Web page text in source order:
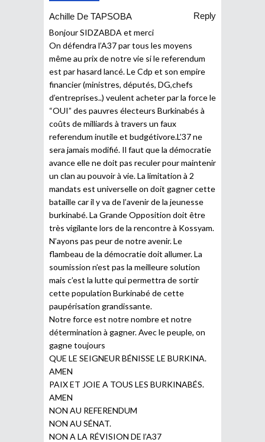
Achille De TAPSOBA
Reply
Bonjour SIDZABDA et merci
On défendra l’A37 par tous les moyens
même au prix de notre vie si le referendum
est par hasard lancé. Le Cdp et son empire
financier (ministres, députés, DG,chefs
d’entreprises..) veulent acheter par la force le
“OUI” des pauvres électeurs Burkinabés à
coûts de milliards à travers un faux
referendum inutile et budgétivore.L’37 ne
sera jamais modifié. Il faut que la démocratie
avance elle ne doit pas reculer pour maintenir
un clan au pouvoir à vie. La limitation à 2
mandats est universelle on doit gagner cette
bataille car il y va de l’avenir de la jeunesse
burkinabé. La Grande Opposition doit être
très vigilante lors de la rencontre à Kossyam.
N’ayons pas peur de notre avenir. Le
flambeau de la démocratie doit allumer. La
soumission n’est pas la meilleure solution
mais c’est la lutte qui permettra de sortir
cette population Burkinabé de cette
paupérisation grandissante.
Notre force est notre nombre et notre
détermination à gagner. Avec le peuple, on
gagne toujours
QUE LE SEIGNEUR BÉNISSE LE BURKINA.
AMEN
PAIX ET JOIE A TOUS LES BURKINABÉS.
AMEN
NON AU REFERENDUM
NON AU SÉNAT.
NON A LA RÉVISION DE l’A37